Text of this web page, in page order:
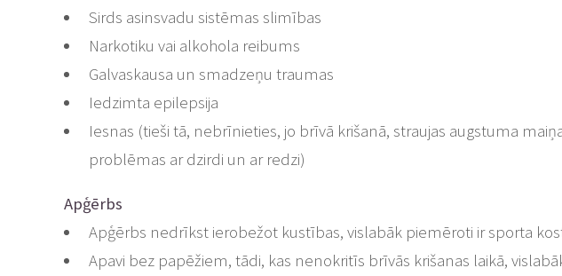
Sirds asinsvadu sistēmas slimības
Narkotiku vai alkohola reibums
Galvaskausa un smadzeņu traumas
Iedzimta epilepsija
Iesnas (tieši tā, nebrīnieties, jo brīvā krišanā, straujas augstuma
problēmas ar dzirdi un ar redzi)
Apģērbs
Apģērbs nedrīkst ierobežot kustības, vislabāk piemēroti ir sporta
Apavi bez papēžiem, tādi, kas nenokritīs brīvās krišanas laikā,